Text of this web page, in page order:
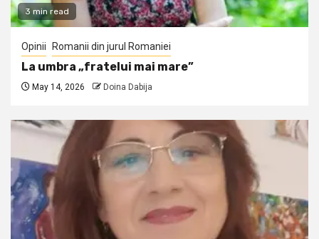
3 min read
Opinii Romanii din jurul Romaniei
La umbra „fratelui mai mare”
May 14, 2026 Doina Dabija